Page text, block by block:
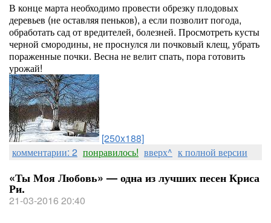
В конце марта необходимо провести обрезку плодовых
деревьев (не оставляя пеньков), а если позволит погода,
обработать сад от вредителей, болезней. Просмотреть кусты
черной смородины, не проснулся ли почковый клещ, убрать
пораженные почки. Весна не велит спать, пора готовить
урожай!
[250x188]
комментарии: 2 понравилось! вверх^ к полной версии
«Ты Моя Любовь» — одна из лучших песен Криса
Ри.
21-03-2016 20:40